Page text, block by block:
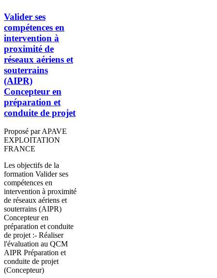
Valider ses
compétences en
intervention à
proximité de
réseaux aériens et
souterrains
(AIPR)
Concepteur en
préparation et
conduite de projet
Proposé par APAVE
EXPLOITATION
FRANCE
Les objectifs de la
formation Valider ses
compétences en
intervention à proximité
de réseaux aériens et
souterrains (AIPR)
Concepteur en
préparation et conduite
de projet :- Réaliser
l'évaluation au QCM
AIPR Préparation et
conduite de projet
(Concepteur)